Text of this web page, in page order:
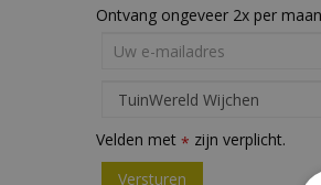
Ontvang ongeveer 2x per
Velden met * zijn verplicht.